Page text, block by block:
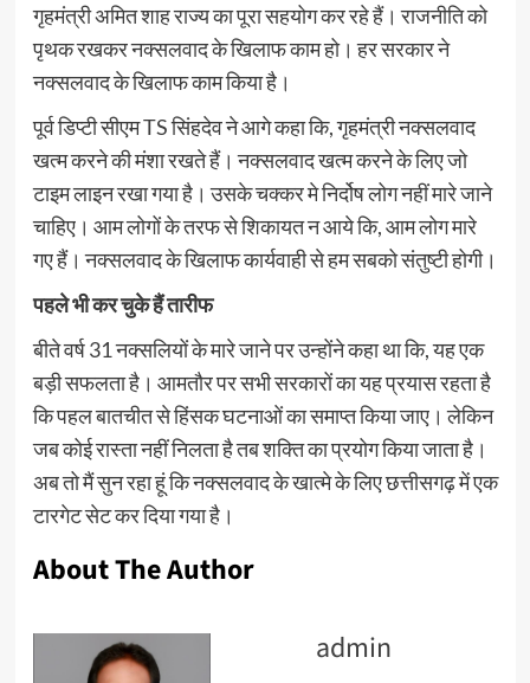
गृहमंत्री अमित शाह राज्य का पूरा सहयोग कर रहे हैं। राजनीति को
पृथक रखकर नक्सलवाद के खिलाफ काम हो। हर सरकार ने
नक्सलवाद के खिलाफ काम किया है।
पूर्व डिप्टी सीएम TS सिंहदेव ने आगे कहा कि, गृहमंत्री नक्सलवाद
खत्म करने की मंशा रखते हैं। नक्सलवाद खत्म करने के लिए जो
टाइम लाइन रखा गया है। उसके चक्कर मे निर्दोष लोग नहीं मारे जाने
चाहिए। आम लोगों के तरफ से शिकायत न आये कि, आम लोग मारे
गए हैं। नक्सलवाद के खिलाफ कार्यवाही से हम सबको संतुष्टी होगी।
पहले भी कर चुके हैं तारीफ
बीते वर्ष 31 नक्सलियों के मारे जाने पर उन्होंने कहा था कि, यह एक
बड़ी सफलता है। आमतौर पर सभी सरकारों का यह प्रयास रहता है
कि पहल बातचीत से हिंसक घटनाओं का समाप्त किया जाए। लेकिन
जब कोई रास्ता नहीं निलता है तब शक्ति का प्रयोग किया जाता है।
अब तो मैं सुन रहा हूं कि नक्सलवाद के खात्मे के लिए छत्तीसगढ़ में एक
टारगेट सेट कर दिया गया है।
About The Author
admin